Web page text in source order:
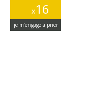
x16
je m’engage à prier